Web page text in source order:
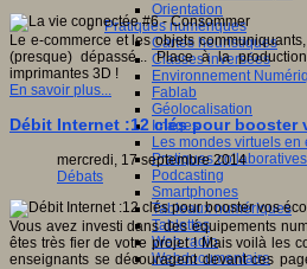
Orientation
Pratiques numériques
Cartes heuristiques
Classes inversées
Environnement
Fablab
Géolocalisation
Images
Les mondes virtuels en
Pratiques collaboratives
Podcasting
Smartphones
Tableaux numériques
Tablettes
Web radio
Webdocumentaire
Le e-commerce et les objets
(presque) dépassé... Place à la
imprimantes 3D !
En savoir plus...
Débit Internet :12 clés pour booster
mercredi, 17 septembre 2014
Débats
Vous avez investi dans des équipements
êtes très fier de votre projet ! Mais voilà les
enseignants se découragent devant ces